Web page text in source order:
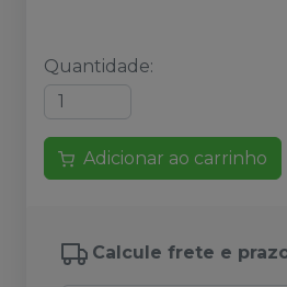
Quantidade:
Adicionar ao carrinho
Calcule frete e